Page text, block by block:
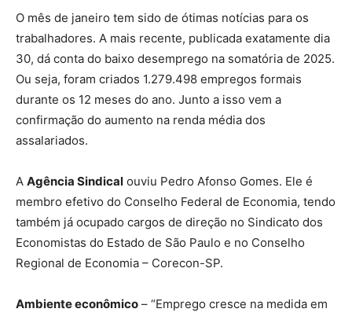
O mês de janeiro tem sido de ótimas notícias para os
trabalhadores. A mais recente, publicada exatamente dia
30, dá conta do baixo desemprego na somatória de 2025.
Ou seja, foram criados 1.279.498 empregos formais
durante os 12 meses do ano. Junto a isso vem a
confirmação do aumento na renda média dos
assalariados.
A Agência Sindical ouviu Pedro Afonso Gomes. Ele é
membro efetivo do Conselho Federal de Economia, tendo
também já ocupado cargos de direção no Sindicato dos
Economistas do Estado de São Paulo e no Conselho
Regional de Economia – Corecon-SP.
Ambiente econômico – “Emprego cresce na medida em